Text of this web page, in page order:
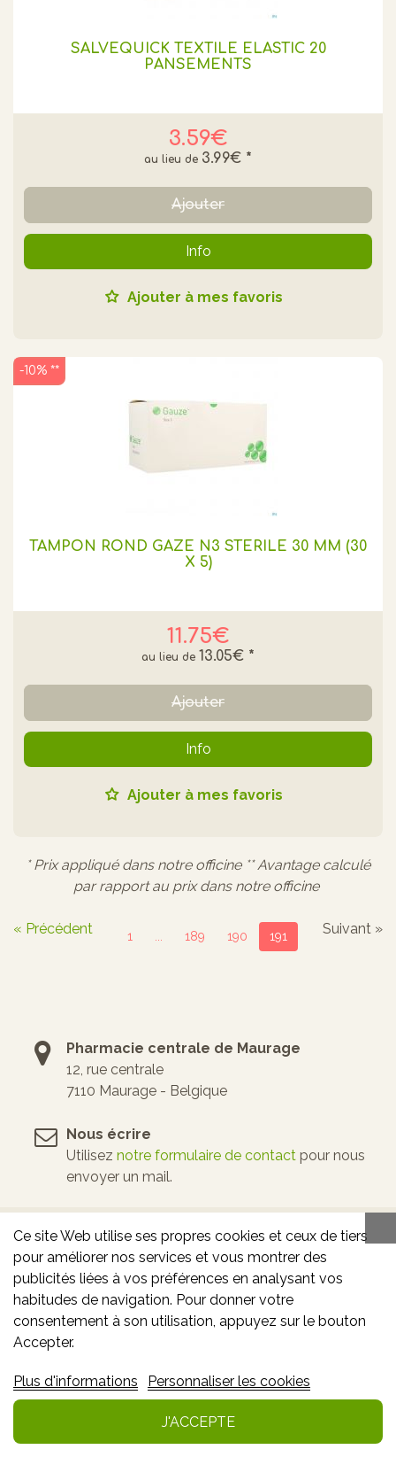
SALVEQUICK TEXTILE ELASTIC 20
PANSEMENTS
3.59€
3.99€ *
Ajouter
Info
Ajouter à mes favoris
TAMPON ROND GAZE N3 STÉRILE 30 MM (30
X 5)
11.75€
13.05€ *
-10% **
Ajouter
Info
Ajouter à mes favoris
* Prix appliqué dans notre officine ** Avantage calculé
par rapport au prix dans notre officine
« Précédent Suivant »
1 189 190 191
Pharmacie centrale de Maurage
12, rue centrale
7110 Maurage - Belgique
Nous écrire
Utilisez notre formulaire de contact pour nous
envoyer un mail.
recevez nos meilleures offres en
vous inscrivant à notre newsletter !
Ce site Web utilise ses propres cookies et ceux de tiers
pour améliorer nos services et vous montrer des
publicités liées à vos préférences en analysant vos
habitudes de navigation. Pour donner votre
consentement à son utilisation, appuyez sur le bouton
Accepter.
Plus d'informations Personnaliser les cookies
J'ACCEPTE